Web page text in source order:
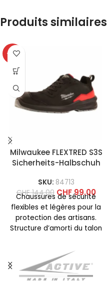
Produits similaires
-31%
Milwaukee FLEXTRED S3S
Sicherheits-Halbschuh
SKU: 84713
CHF144.00 CHF99.00
Chaussures de sécurité
flexibles et légères pour la
protection des artisans.
Structure d’amorti du talon